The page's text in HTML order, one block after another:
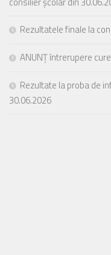
Rezultatele finale la
ANUNȚ întrerupere
Rezultate la proba de
30.06.2026